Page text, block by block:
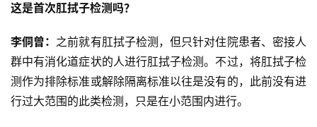
这是首次肛拭子检测吗？
李侗曾： 之前就有肛拭子检测，但只针对住院患者、密接人
群中有消化道症状的人进行肛拭子检测。不过，将肛拭子检
测作为排除标准或解除隔离标准以往是没有的，此前没有进
行过大范围的此类检测，只是在小范围内进行。